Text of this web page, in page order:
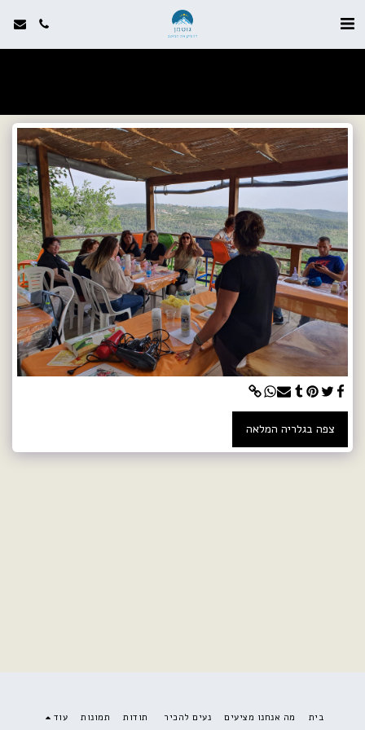
צפה בגלריה המלאה
בית מה אנחנו מציעים נעים להכיר תודות תמונות עוד